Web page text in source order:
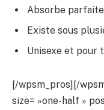
Absorbe
Existe sous
Unisexe et pour
[/wpsm_pros][/
size= »one-half »